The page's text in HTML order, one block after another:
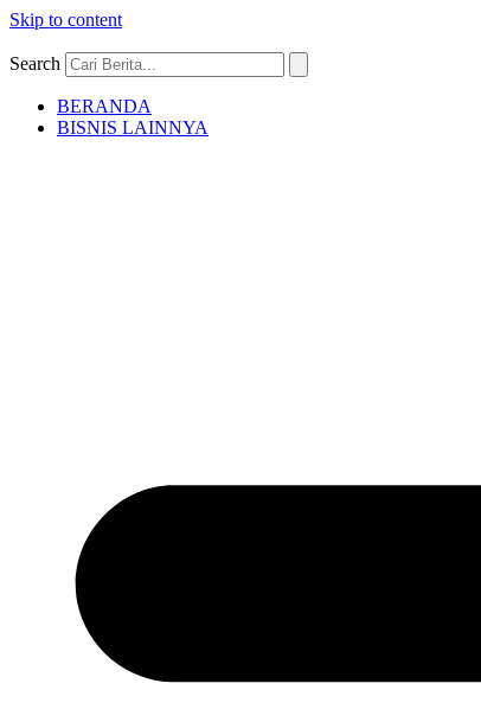
Skip to content
Search
BERANDA
BISNIS LAINNYA